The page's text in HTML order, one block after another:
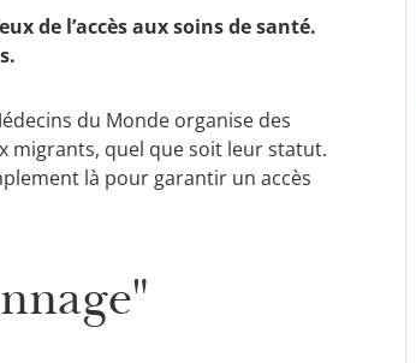
de l’accès aux soins de santé.
du Monde organise des
migrants, quel que soit leur statut.
là pour garantir un accès